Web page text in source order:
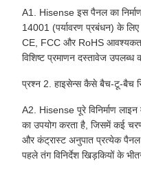
A1. Hisense इस पैनल का
14001 (पर्यावरण प्रबंधन) के
CE, FCC और RoHS
विशिष्ट प्रमाणन दस्तावेज उपलब्ध
प्रश्न 2. हाइसेन्स कैसे बैच-टू-बैच
A2. Hisense पूरे विनिर्माण
का उपयोग करता है, जिसमें कई
और कंट्रास्ट अनुपात प्रत्येक पैनल
पहले तंग विनिर्देश खिड़कियों के भीतर